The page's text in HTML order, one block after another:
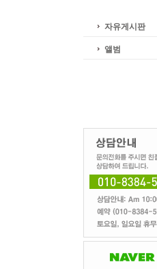
자유게시판
앨범